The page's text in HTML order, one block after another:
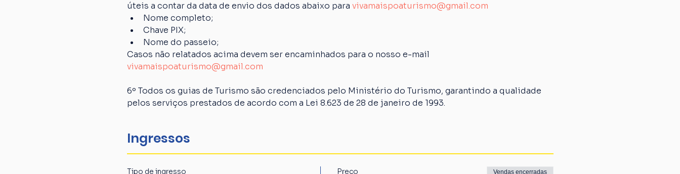
úteis a contar da data de envio dos dados abaixo para vivamaispoaturismo@gmail.com
Nome completo;
Chave PIX;
Nome do passeio;
Casos não relatados acima devem ser encaminhados para o nosso e-mail
vivamaispoaturismo@gmail.com
6º Todos os guias de Turismo são credenciados pelo Ministério do Turismo, garantindo a qualidade
pelos serviços prestados de acordo com a Lei 8.623 de 28 de janeiro de 1993.
Ingressos
Tipo de ingresso Preço Vendas encerradas